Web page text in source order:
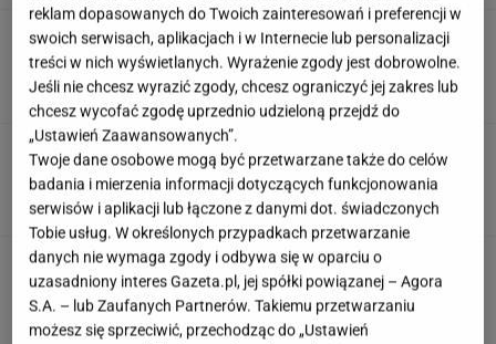
Rolnik zaorał nowy asfalt za 400 tys. zł.
Wcześniej rozwalał krawężniki
Wlewam masę i przykrywam. Po 30 minutach
mam cytrynowy obłoczek
Polskie korzenie i hollywoodzki dorobek. Mało
kto zna jej historię
reklam dopasowanych do Twoich zainteresowań i preferencji w
swoich serwisach, aplikacjach i w Internecie lub personalizacji
treści w nich wyświetlanych. Wyrażenie zgody jest dobrowolne.
Jeśli nie chcesz wyrazić zgody, chcesz ograniczyć jej zakres lub
chcesz wycofać zgodę uprzednio udzieloną przejdź do
„Ustawień Zaawansowanych”.
Twoje dane osobowe mogą być przetwarzane także do celów
badania i mierzenia informacji dotyczących funkcjonowania
serwisów i aplikacji lub łączone z danymi dot. świadczonych
Tobie usług. W określonych przypadkach przetwarzanie
danych nie wymaga zgody i odbywa się w oparciu o
uzasadniony interes Gazeta.pl, jej spółki powiązanej – Agora
S.A. – lub Zaufanych Partnerów. Takiemu przetwarzaniu
możesz się sprzeciwić, przechodząc do „Ustawień